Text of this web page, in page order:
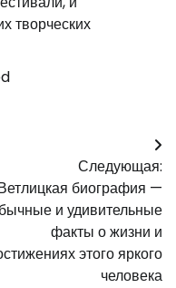
творческих
Следующая:
биография —
и удивительные
факты о жизни и
этого яркого
человека